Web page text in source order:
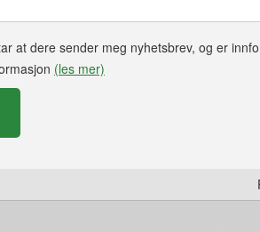
at dere sender meg nyhetsbrev, og er
(les mer)